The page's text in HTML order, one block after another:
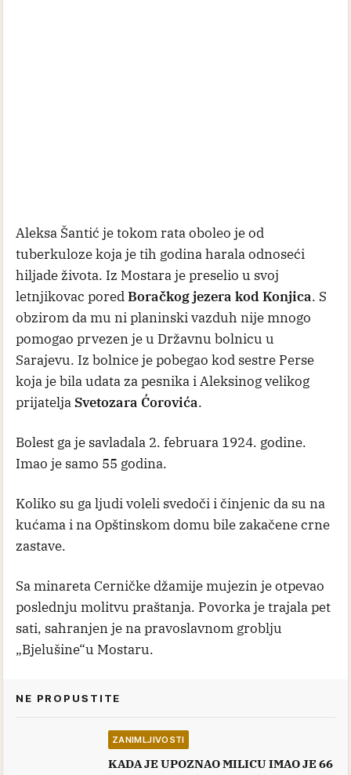
Aleksa Šantić je tokom rata oboleo je od
tuberkuloze koja je tih godina harala odnoseći
hiljade života. Iz Mostara je preselio u svoj
letnjikovac poredBoračkog jezera kod Konjica. S
obzirom da mu ni planinski vazduh nije mnogo
pomogao prvezen je u Državnu bolnicu u
Sarajevu. Iz bolnice je pobegao kod sestre Perse
koja je bila udata za pesnika i Aleksinog velikog
prijatelja Svetozara Ćorovića.
Bolest ga je savladala 2. februara 1924. godine.
Imao je samo 55 godina.
Koliko su ga ljudi voleli svedoči i činjenic da su na
kućama i na Opštinskom domu bile zakačene crne
zastave.
Sa minareta Cerničke džamije mujezin je otpevao
poslednju molitvu praštanja. Povorka je trajala pet
sati, sahranjen je na pravoslavnom groblju
„Bjelušine“u Mostaru.
NE PROPUSTITE
ZANIMLJIVOSTI
KADA JE UPOZNAO MILICU IMAO JE 66